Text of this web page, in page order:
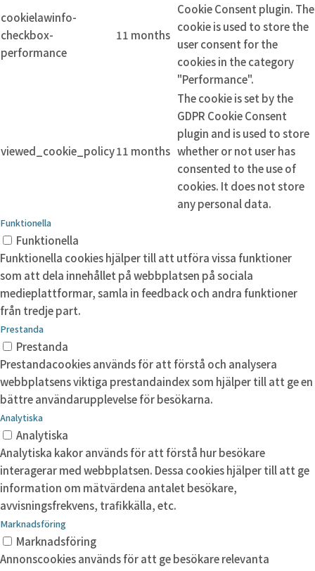
cookielawinfo-
checkbox-
performance
11 months
Cookie Consent plugin. The
cookie is used to store the
user consent for the
cookies in the category
"Performance".
viewed_cookie_policy11 months
The cookie is set by the
GDPR Cookie Consent
plugin and is used to store
whether or not user has
consented to the use of
cookies. It does not store
any personal data.
Funktionella
Funktionella
Funktionella cookies hjälper till att utföra vissa funktioner
som att dela innehållet på webbplatsen på sociala
medieplattformar, samla in feedback och andra funktioner
från tredje part.
Prestanda
Prestanda
Prestandacookies används för att förstå och analysera
webbplatsens viktiga prestandaindex som hjälper till att ge en
bättre användarupplevelse för besökarna.
Analytiska
Analytiska
Analytiska kakor används för att förstå hur besökare
interagerar med webbplatsen. Dessa cookies hjälper till att ge
information om mätvärdena antalet besökare,
avvisningsfrekvens, trafikkälla, etc.
Marknadsföring
Marknadsföring
Annonscookies används för att ge besökare relevanta